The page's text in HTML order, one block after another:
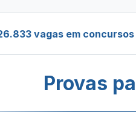
vagas em concursos
Provas